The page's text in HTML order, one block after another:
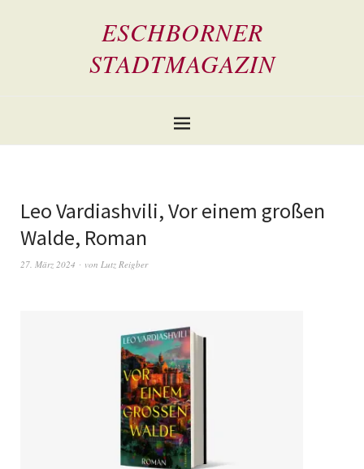
ESCHBORNER
STADTMAGAZIN
Leo Vardiashvili, Vor einem großen
Walde, Roman
27. März 2024 von Lutz Reigber